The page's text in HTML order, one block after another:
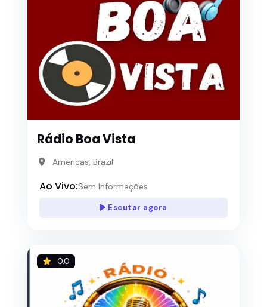
Rádio Boa Vista
Americas, Brazil
Ao Vivo:Sem Informações
Escutar agora
0.0